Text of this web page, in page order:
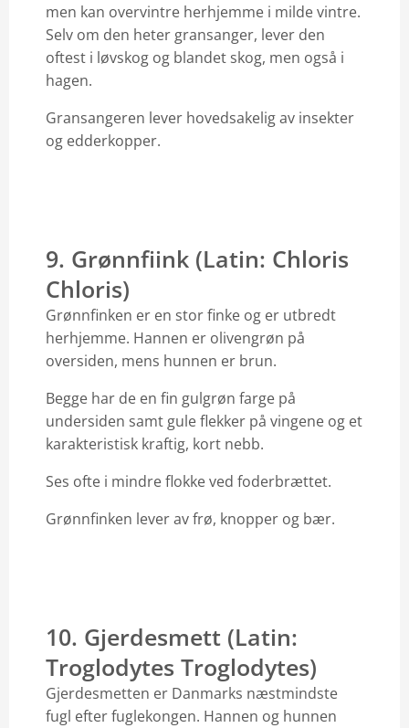
men kan overvintre herhjemme i milde vintre.
Selv om den heter gransanger, lever den
oftest i løvskog og blandet skog, men også i
hagen.
Gransangeren lever hovedsakelig av insekter
og edderkopper.
9. Grønnfiink (Latin: Chloris
Chloris)
Grønnfinken er en stor finke og er utbredt
herhjemme. Hannen er olivengrøn på
oversiden, mens hunnen er brun.
Begge har de en fin gulgrøn farge på
undersiden samt gule flekker på vingene og et
karakteristisk kraftig, kort nebb.
Ses ofte i mindre flokke ved foderbrættet.
Grønnfinken lever av frø, knopper og bær.
10. Gjerdesmett (Latin:
Troglodytes Troglodytes)
Gjerdesmetten er Danmarks næstmindste
fugl efter fuglekongen. Hannen og hunnen